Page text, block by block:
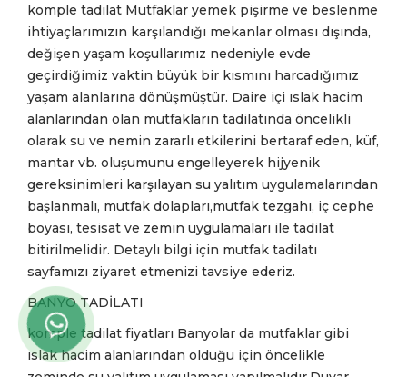
komple tadilat Mutfaklar yemek pişirme ve beslenme
ihtiyaçlarımızın karşılandığı mekanlar olması dışında,
değişen yaşam koşullarımız nedeniyle evde
geçirdiğimiz vaktin büyük bir kısmını harcadığımız
yaşam alanlarına dönüşmüştür. Daire içi ıslak hacim
alanlarından olan mutfakların tadilatında öncelikli
olarak su ve nemin zararlı etkilerini bertaraf eden, küf,
mantar vb. oluşumunu engelleyerek hijyenik
gereksinimleri karşılayan su yalıtım uygulamalarından
başlanmalı, mutfak dolapları,mutfak tezgahı, iç cephe
boyası, tesisat ve zemin uygulamaları ile tadilat
bitirilmelidir. Detaylı bilgi için mutfak tadilatı
sayfamızı ziyaret etmenizi tavsiye ederiz.
BANYO TADİLATI
komple tadilat fiyatları Banyolar da mutfaklar gibi
ıslak hacim alanlarından olduğu için öncelikle